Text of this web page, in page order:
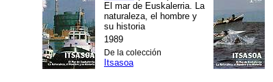
El mar de Euskalerria. La
naturaleza, el hombre y
su historia
1989
De la colección
Itsasoa